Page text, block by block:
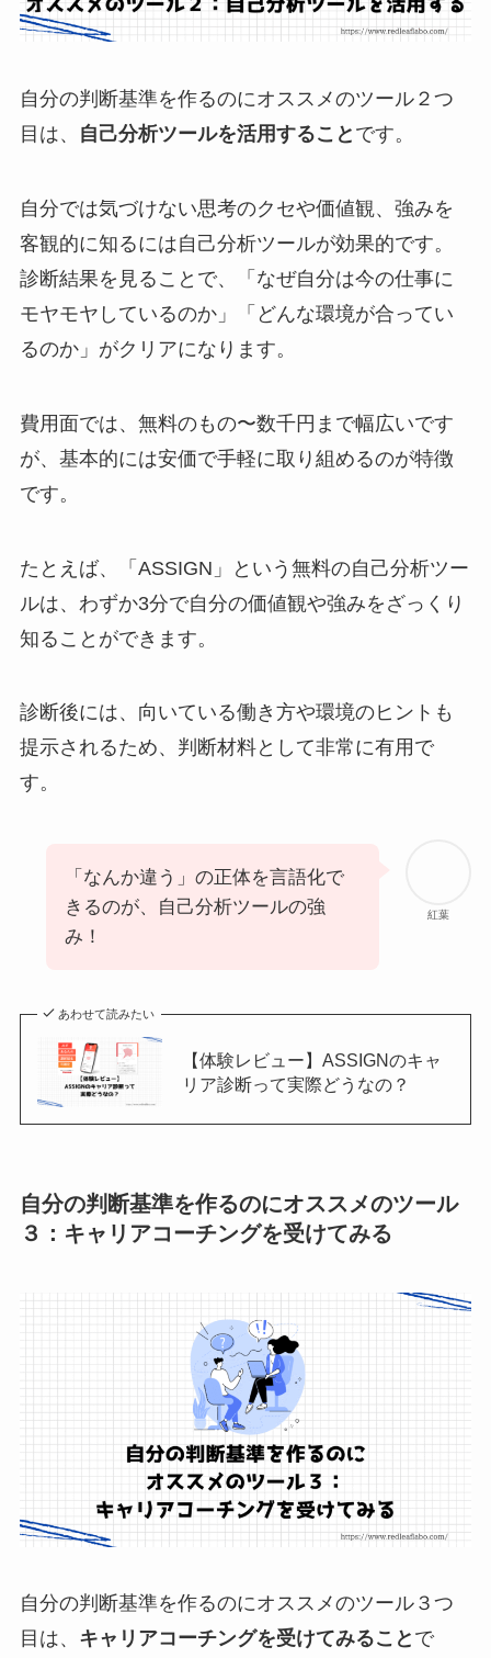
自分の判断基準を作るのにオススメのツール２つ
目は、
自己分析ツールを活用すること です。
自分では気づけない思考のクセや価値観、強みを
客観的に知るには自己分析ツールが効果的です。
診断結果を見ることで、「なぜ自分は今の仕事に
モヤモヤしているのか」「どんな環境が合ってい
るのか」がクリアになります。
費用面では、無料のもの〜数千円まで幅広いです
が、基本的には安価で手軽に取り組めるのが特徴
です。
たとえば、「ASSIGN」という無料の自己分析ツー
ルは、わずか3分で自分の価値観や強みをざっくり
知ることができます。
診断後には、向いている働き方や環境のヒントも
提示されるため、判断材料として非常に有用で
す。
紅葉
「なんか違う」の正体を言語化で
きるのが、自己分析ツールの強
み！
あわせて読みたい
【体験レビュー】ASSIGNのキャ
リア診断って実際どうなの？
自分の判断基準を作るのにオススメのツール
３：キャリアコーチングを受けてみる
自分の判断基準を作るのにオススメのツール３つ
目は、 キャリアコーチングを受けてみること で